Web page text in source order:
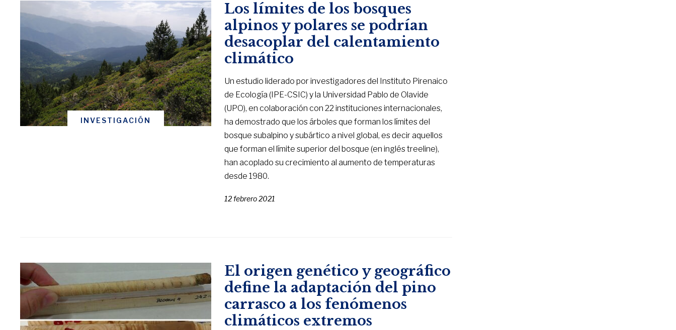
INVESTIGACIÓN
Los límites de los bosques
alpinos y polares se podrían
desacoplar del calentamiento
climático
Un estudio liderado por investigadores del Instituto Pirenaico
de Ecología (IPE-CSIC) y la Universidad Pablo de Olavide
(UPO), en colaboración con 22 instituciones internacionales,
ha demostrado que los árboles que forman los límites del
bosque subalpino y subártico a nivel global, es decir aquellos
que forman el límite superior del bosque (en inglés treeline),
han acoplado su crecimiento al aumento de temperaturas
desde 1980.
12 febrero 2021
El origen genético y geográfico
define la adaptación del pino
carrasco a los fenómenos
climáticos extremos